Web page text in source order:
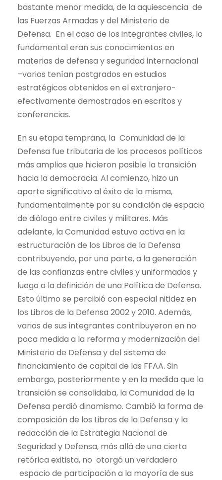
bastante menor medida, de la aquiescencia de
las Fuerzas Armadas y del Ministerio de
Defensa. En el caso de los integrantes civiles, lo
fundamental eran sus conocimientos en
materias de defensa y seguridad internacional
–varios tenían postgrados en estudios
estratégicos obtenidos en el extranjero-
efectivamente demostrados en escritos y
conferencias.
En su etapa temprana, la Comunidad de la
Defensa fue tributaria de los procesos políticos
más amplios que hicieron posible la transición
hacia la democracia. Al comienzo, hizo un
aporte significativo al éxito de la misma,
fundamentalmente por su condición de espacio
de diálogo entre civiles y militares. Más
adelante, la Comunidad estuvo activa en la
estructuración de los Libros de la Defensa
contribuyendo, por una parte, a la generación
de las confianzas entre civiles y uniformados y
luego a la definición de una Política de Defensa.
Esto último se percibió con especial nitidez en
los Libros de la Defensa 2002 y 2010. Además,
varios de sus integrantes contribuyeron en no
poca medida a la reforma y modernización del
Ministerio de Defensa y del sistema de
financiamiento de capital de las FFAA. Sin
embargo, posteriormente y en la medida que la
transición se consolidaba, la Comunidad de la
Defensa perdió dinamismo. Cambió la forma de
composición de los Libros de la Defensa y la
redacción de la Estrategia Nacional de
Seguridad y Defensa, más allá de una cierta
retórica exitista, no otorgó un verdadero
espacio de participación a la mayoría de sus